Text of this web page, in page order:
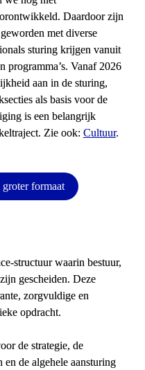
Daardoor zijn
met diverse
sturing krijgen vanuit
programma’s. Vanaf 2026
aan in de sturing,
als basis voor de
is een belangrijk
Zie ook: Cultuur.
formaat
structuur waarin bestuur,
gescheiden. Deze
zorgvuldige en
opdracht.
de strategie, de
de algehele aansturing